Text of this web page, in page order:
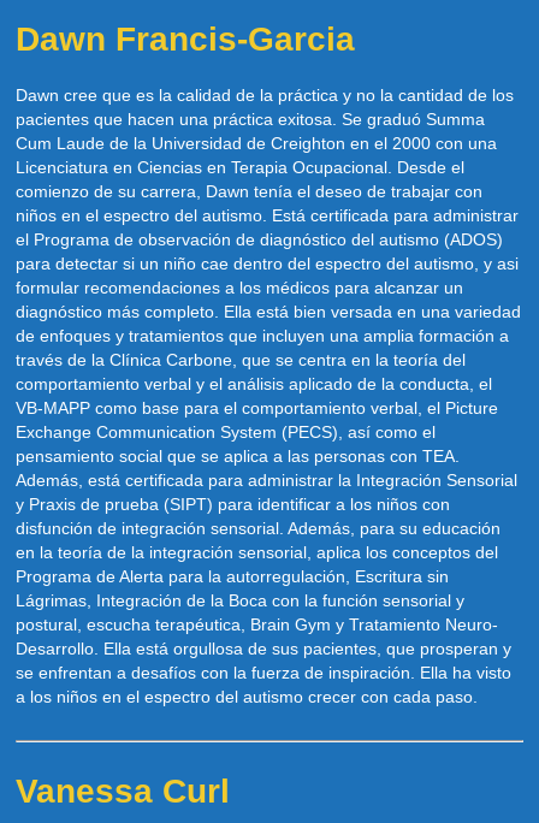
Dawn Francis-Garcia
Dawn cree que es la calidad de la práctica y no la cantidad de los
pacientes que hacen una práctica exitosa. Se graduó Summa
Cum Laude de la Universidad de Creighton en el 2000 con una
Licenciatura en Ciencias en Terapia Ocupacional. Desde el
comienzo de su carrera, Dawn tenía el deseo de trabajar con
niños en el espectro del autismo. Está certificada para administrar
el Programa de observación de diagnóstico del autismo (ADOS)
para detectar si un niño cae dentro del espectro del autismo, y asi
formular recomendaciones a los médicos para alcanzar un
diagnóstico más completo. Ella está bien versada en una variedad
de enfoques y tratamientos que incluyen una amplia formación a
través de la Clínica Carbone, que se centra en la teoría del
comportamiento verbal y el análisis aplicado de la conducta, el
VB-MAPP como base para el comportamiento verbal, el Picture
Exchange Communication System (PECS), así como el
pensamiento social que se aplica a las personas con TEA.
Además, está certificada para administrar la Integración Sensorial
y Praxis de prueba (SIPT) para identificar a los niños con
disfunción de integración sensorial. Además, para su educación
en la teoría de la integración sensorial, aplica los conceptos del
Programa de Alerta para la autorregulación, Escritura sin
Lágrimas, Integración de la Boca con la función sensorial y
postural, escucha terapéutica, Brain Gym y Tratamiento Neuro-
Desarrollo. Ella está orgullosa de sus pacientes, que prosperan y
se enfrentan a desafíos con la fuerza de inspiración. Ella ha visto
a los niños en el espectro del autismo crecer con cada paso.
Vanessa Curl